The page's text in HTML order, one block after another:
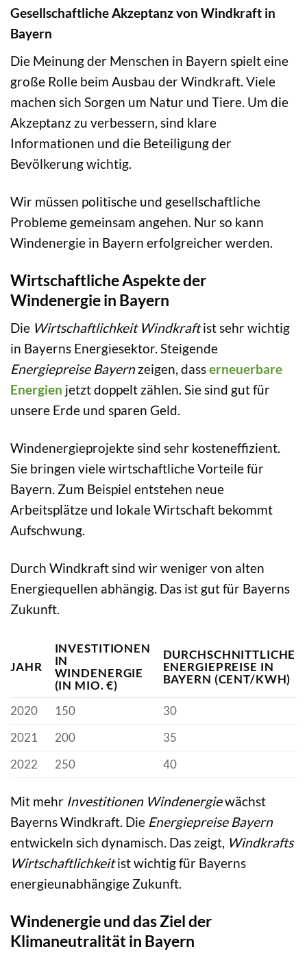
Gesellschaftliche Akzeptanz von Windkraft in
Bayern
Die Meinung der Menschen in Bayern spielt eine
große Rolle beim Ausbau der Windkraft. Viele
machen sich Sorgen um Natur und Tiere. Um die
Akzeptanz zu verbessern, sind klare
Informationen und die Beteiligung der
Bevölkerung wichtig.
Wir müssen politische und gesellschaftliche
Probleme gemeinsam angehen. Nur so kann
Windenergie in Bayern erfolgreicher werden.
Wirtschaftliche Aspekte der
Windenergie in Bayern
Die Wirtschaftlichkeit Windkraftist sehr wichtig
in Bayerns Energiesektor. Steigende
Energiepreise Bayernzeigen, dasserneuerbare
Energien jetzt doppelt zählen. Sie sind gut für
unsere Erde und sparen Geld.
Windenergieprojekte sind sehr kosteneffizient.
Sie bringen viele wirtschaftliche Vorteile für
Bayern. Zum Beispiel entstehen neue
Arbeitsplätze und lokale Wirtschaft bekommt
Aufschwung.
Durch Windkraft sind wir weniger von alten
Energiequellen abhängig. Das ist gut für Bayerns
Zukunft.
JAHR
INVESTITIONEN
IN
WINDENERGIE
(IN MIO. €)
DURCHSCHNITTLICHE
ENERGIEPREISE IN
BAYERN (CENT/KWH)
2020 150
30
2021
200
35
2022
250 40
Mit mehr Investitionen Windenergiewächst
Bayerns Windkraft. Die Energiepreise Bayern
entwickeln sich dynamisch. Das zeigt, Windkrafts
Wirtschaftlichkeitist wichtig für Bayerns
energieunabhängige Zukunft.
Windenergie und das Ziel der
Klimaneutralität in Bayern